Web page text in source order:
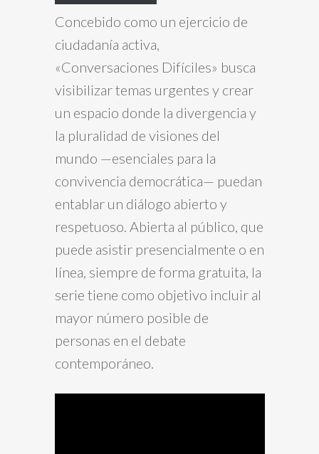
Concebido como un ejercicio de
ciudadanía activa,
«Conversaciones Difíciles» busca
visibilizar temas urgentes y crear
un espacio donde la divergencia y
la pluralidad de visiones del
mundo —esenciales para la
convivencia democrática— puedan
entablar un diálogo abierto y
respetuoso. Abierta al público, que
puede asistir presencialmente o en
línea, siempre de forma gratuita, la
serie tiene como objetivo incluir al
mayor número posible de
personas en el debate
contemporáneo.